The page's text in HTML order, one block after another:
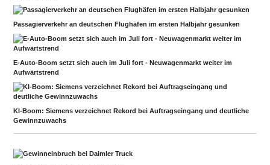
Passagierverkehr an deutschen Flughäfen im ersten Halbjahr gesunken
E-Auto-Boom setzt sich auch im Juli fort - Neuwagenmarkt weiter im
Aufwärtstrend
KI-Boom: Siemens verzeichnet Rekord bei Auftragseingang und deutliche
Gewinnzuwachs